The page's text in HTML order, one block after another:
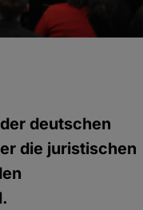
deutschen
die juristischen